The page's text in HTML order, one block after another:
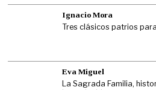
Ignacio Mora
Tres clásicos patrios
Eva Miguel
La Sagrada Familia,